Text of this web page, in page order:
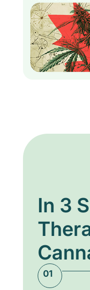
In 3
01